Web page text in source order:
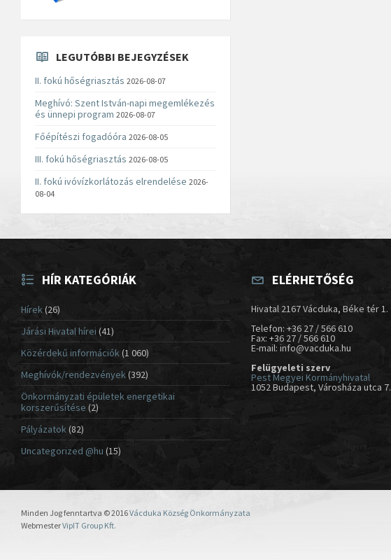
LEGUTÓBBI BEJEGYZÉSEK
II. fokú hőségriasztás 2026-08-07
Meghívó: Szent István-napi megemlékezés
és ünnepi program 2026-08-07
Főépítészi fogadóóra 2026-08-05
III. fokú hőségriasztás 2026-08-05
II. fokú ivóvízkorlátozás elrendelése 2026-
08-04
HÍR KATEGÓRIÁK
Hírek (26)
Járási Hivatal hírei (41)
Közérdekű információk(1 060)
Meghívók/rendezvények(392)
Önkormányzati épületek energetikai
korszerűsítése (2)
Pályázatok(82)
Uncategorized @hu (15)
ELÉRHETŐSÉG
Hivatal 2167 Vácduka, Béke tér 1.
Telefon: +36 27 / 566 610
Fax: +36 27 / 566 610
E-mail: info@vacduka.hu
Felügyeleti szerv
Pest Megyei Kormányhivatal
1052 Budapest, Városháza utca 7.
Minden Jog fenntartva © 2016Vácduka Község Önkormányzata
WebmesterVipIT Group Kft.